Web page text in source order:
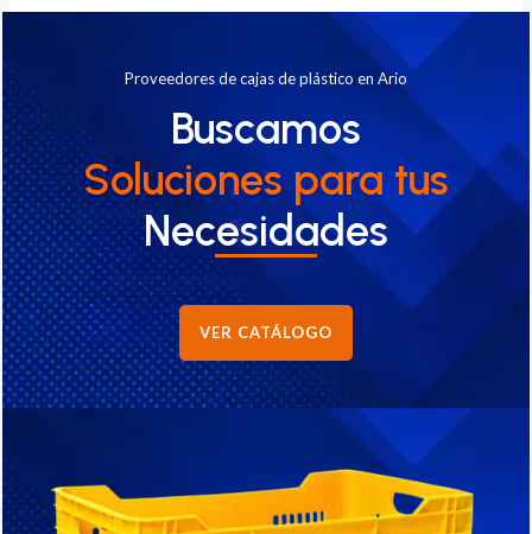
Proveedores de cajas de plástico en Ario
Buscamos
Soluciones para tus
Necesidades
VER CATÁLOGO